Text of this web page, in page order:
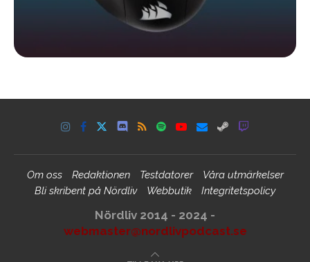
Om oss Redaktionen Testdatorer
Våra utmärkelser
Bli skribent på Nördliv
Webbutik Integritetspolicy
Nördliv 2014 - 2024 -
webmaster@nordlivpodcast.se